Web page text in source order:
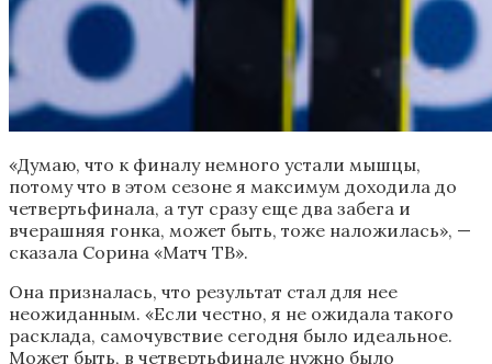
«Думаю, что к финалу немного устали мышцы,
потому что в этом сезоне я максимум доходила до
четвертьфинала, а тут сразу еще два забега и
вчерашняя гонка, может быть, тоже наложилась», —
сказала Сорина «Матч ТВ».
Она призналась, что результат стал для нее
неожиданным. «Если честно, я не ожидала такого
расклада, самочувствие сегодня было идеальное.
Может быть, в четвертьфинале нужно было